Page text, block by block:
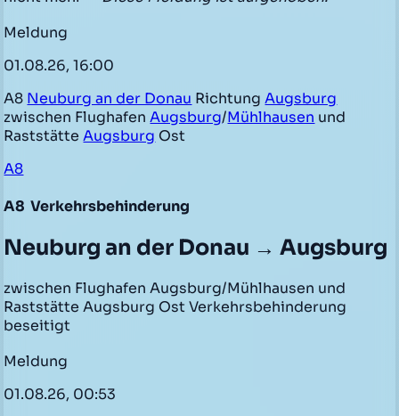
Meldung
01.08.26, 16:00
A8 Neuburg an der Donau RichtungAugsburg
zwischen FlughafenAugsburg/Mühlhausen und
RaststätteAugsburg Ost
A8
A8 Verkehrsbehinderung
Neuburg an der Donau → Augsburg
zwischen Flughafen Augsburg/Mühlhausen und
Raststätte Augsburg Ost Verkehrsbehinderung
beseitigt
Meldung
01.08.26, 00:53